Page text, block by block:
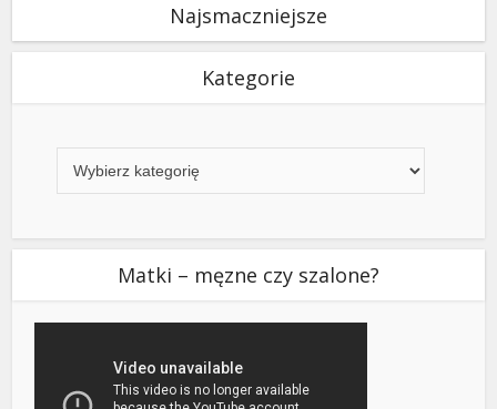
Najsmaczniejsze
Kategorie
Matki – męzne czy szalone?